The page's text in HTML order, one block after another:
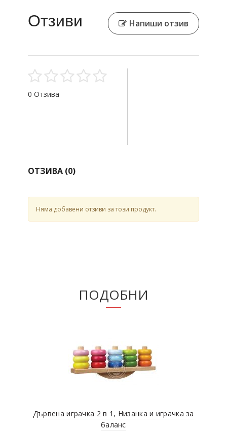
Отзиви Напиши отзив
0 Отзива
ОТЗИВА (0)
Няма добавени отзиви за този продукт.
ПОДОБНИ
Дървена играчка 2 в 1, Низанка и играчка за
баланс